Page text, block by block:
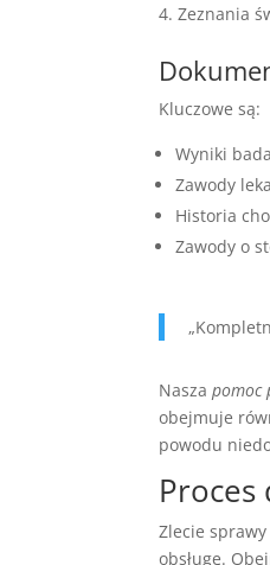
Zeznania
Kluczowe są:
Wyniki
Zawody
Historia
Zawody o
Naszapomoc
obejmuje
powodu
Zlecie
obsługę.